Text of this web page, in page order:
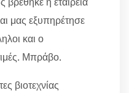
μας εξυπηρέτησε
και ο
Μπράβο.
βιοτεχνίας